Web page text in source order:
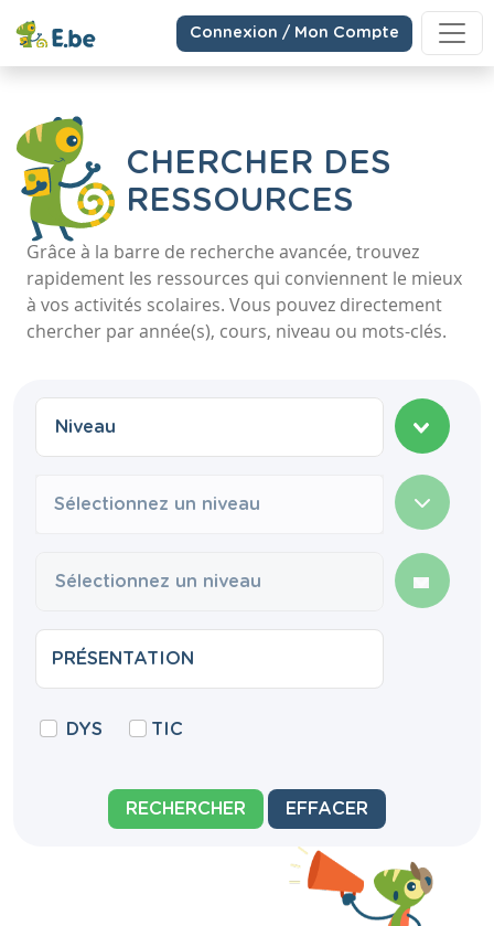
Connexion / Mon Compte
CHERCHER DES
RESSOURCES
Grâce à la barre de recherche avancée, trouvez
rapidement les ressources qui conviennent le mieux
à vos activités scolaires. Vous pouvez directement
chercher par année(s), cours, niveau ou mots-clés.
Sélectionnez un niveau
DYS TIC
RECHERCHER EFFACER